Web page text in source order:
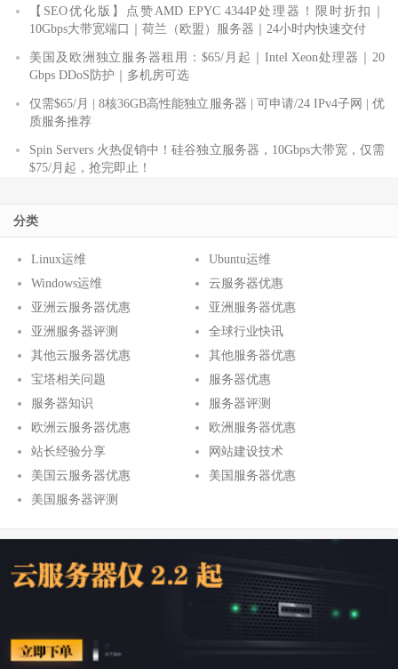
【SEO优化版】点赞AMD EPYC 4344P处理器！限时折扣｜
10Gbps大带宽端口｜荷兰（欧盟）服务器｜24小时内快速交付
美国及欧洲独立服务器租用：$65/月起｜Intel Xeon处理器｜20
Gbps DDoS防护｜多机房可选
仅需$65/月 | 8核36GB高性能独立服务器 | 可申请/24 IPv4子网 | 优
质服务推荐
Spin Servers 火热促销中！硅谷独立服务器，10Gbps大带宽，仅需
$75/月起，抢完即止！
分类
Linux运维
Ubuntu运维
Windows运维
云服务器优惠
亚洲云服务器优惠
亚洲服务器优惠
亚洲服务器评测
全球行业快讯
其他云服务器优惠
其他服务器优惠
宝塔相关问题
服务器优惠
服务器知识
服务器评测
欧洲云服务器优惠
欧洲服务器优惠
站长经验分享
网站建设技术
美国云服务器优惠
美国服务器优惠
美国服务器评测